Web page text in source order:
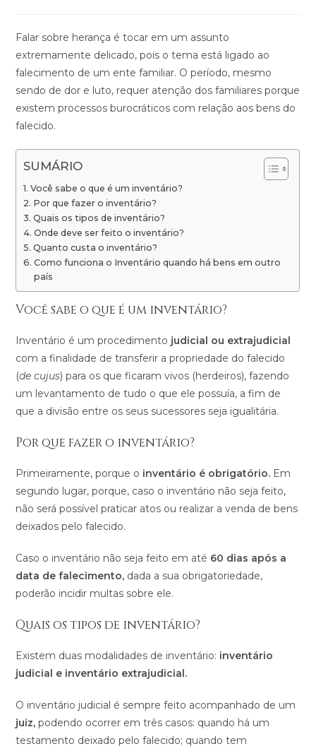
Falar sobre herança é tocar em um assunto
extremamente delicado, pois o tema está ligado ao
falecimento de um ente familiar. O período, mesmo
sendo de dor e luto, requer atenção dos familiares porque
existem processos burocráticos com relação aos bens do
falecido.
SUMÁRIO
Você sabe o que é um inventário?
Por que fazer o inventário?
Quais os tipos de inventário?
Onde deve ser feito o inventário?
Quanto custa o inventário?
Como funciona o Inventário quando há bens em outro
país
Você sabe o que é um inventário?
Inventário é um procedimento judicial ou extrajudicial
com a finalidade de transferir a propriedade do falecido
(de cujus) para os que ficaram vivos (herdeiros), fazendo
um levantamento de tudo o que ele possuía, a fim de
que a divisão entre os seus sucessores seja igualitária.
Por que fazer o inventário?
Primeiramente, porque o inventário é obrigatório. Em
segundo lugar, porque, caso o inventário não seja feito,
não será possível praticar atos ou realizar a venda de bens
deixados pelo falecido.
Caso o inventário não seja feito em até 60 dias após a
data de falecimento, dada a sua obrigatoriedade,
poderão incidir multas sobre ele.
Quais os tipos de inventário?
Existem duas modalidades de inventário: inventário
judicial e inventário extrajudicial.
O inventário judicial é sempre feito acompanhado de um
juiz,podendo ocorrer em três casos: quando há um
testamento deixado pelo falecido; quando tem